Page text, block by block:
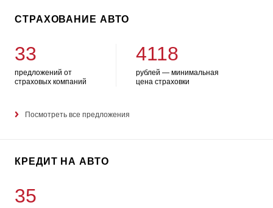
СТРАХОВАНИЕ АВТО
33
предложений от
страховых компаний
4118
рублей — минимальная
цена страховки
Посмотреть все предложения
КРЕДИТ НА АВТО
35